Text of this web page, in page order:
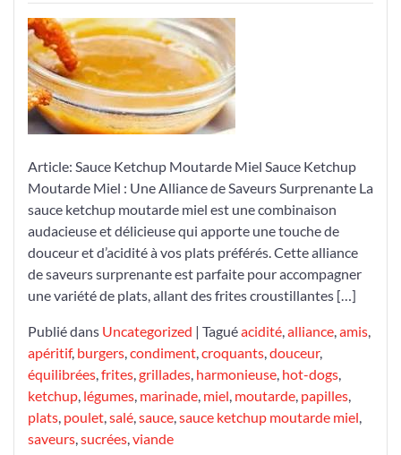
l’Harmonie
des
Saveurs
avec
la
Sauce
Moutarde
Miel
Article: Sauce Ketchup Moutarde Miel Sauce Ketchup
Moutarde Miel : Une Alliance de Saveurs Surprenante La
sauce ketchup moutarde miel est une combinaison
audacieuse et délicieuse qui apporte une touche de
douceur et d’acidité à vos plats préférés. Cette alliance
de saveurs surprenante est parfaite pour accompagner
une variété de plats, allant des frites croustillantes […]
Publié dans Uncategorized | Taguéacidité,alliance,amis,
apéritif, burgers,condiment,croquants,douceur,
équilibrées,frites,grillades, harmonieuse, hot-dogs,
ketchup, légumes, marinade, miel, moutarde, papilles,
plats, poulet,salé,sauce,sauce ketchup moutarde miel,
saveurs,sucrées,viande